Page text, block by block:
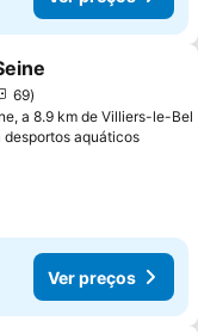
aos favoritos
69
a 8.9 km de Villiers-le-Bel
desportos aquáticosVer
Ver preços